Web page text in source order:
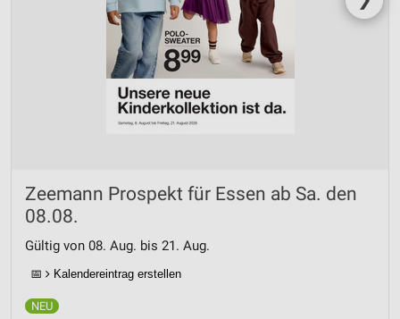
Zeemann Prospekt für Essen ab Sa. den
08.08.
Gültig von 08. Aug. bis 21. Aug.
📅 Kalendereintrag erstellen
IAB-Besonderheiten:
Verwendung genauer Standortdaten
Geräte anhand von aktiv angeforderten
Informationen identifizieren
Performance
Werbung